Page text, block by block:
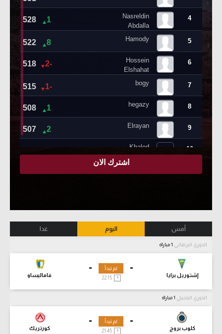
أمس اليوم غدا
الدوري البرتغالي
-
إشتوريل برايا
-
فاماليساو
لم تبدأ
22:15
الدوري البلجيكي
-
كلوب بروج
-
كورتريك
لم تبدأ
21:45